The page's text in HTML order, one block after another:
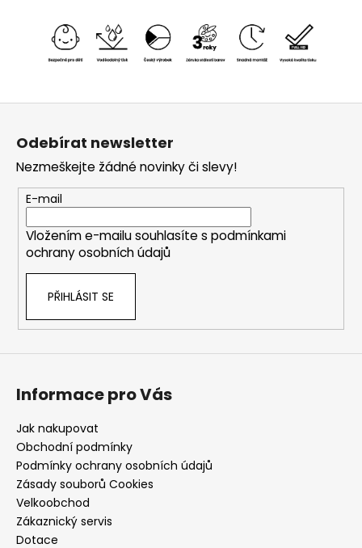
Z
Odebírat newsletter
Nezmeškejte žádné novinky či slevy!
E-mail
Vložením e-mailu souhlasíte s podmínkami
ochrany osobních údajů
PŘIHLÁSIT SE
Informace pro Vás
Jak nakupovat
Obchodní podmínky
Podmínky ochrany osobních údajů
Zásady souborů Cookies
Velkoobchod
Zákaznický servis
Dotace